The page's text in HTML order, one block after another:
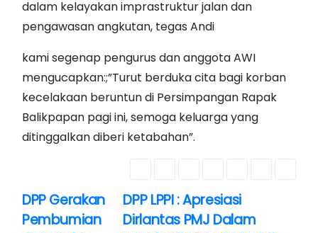
dalam kelayakan imprastruktur jalan dan
pengawasan angkutan, tegas Andi
kami segenap pengurus dan anggota AWI
mengucapkan:;”Turut berduka cita bagi korban
kecelakaan beruntun di Persimpangan Rapak
Balikpapan pagi ini, semoga keluarga yang
ditinggalkan diberi ketabahan”.
N
DPP LPPI : Apresiasi
Dirlantas PMJ Dalam
DPP Gerakan
Pembumian